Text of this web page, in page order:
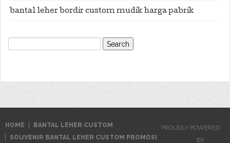
bantal leher bordir custom mudik harga pabrik
Search
for:
HOME
BANTAL LEHER CUSTOM
SOUVENIR BANTAL LEHER CUSTOM PROMOSI
PROUDLY POWERED
BY